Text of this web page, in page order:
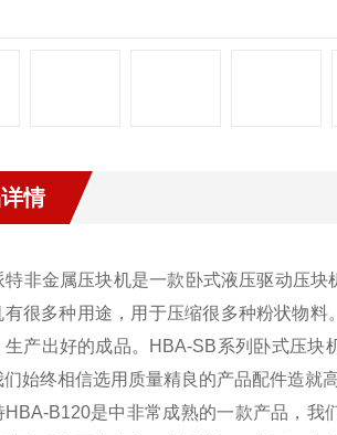
情
特非金属压块机是一款卧式液压驱动压
有很多种用途，用于压缩很多种粉状物
生产出好的成品。HBA-SB系列卧式压块
始终相信选用质量精良的产品配件造就
HBA-B120是中非常成熟的一款产品，我